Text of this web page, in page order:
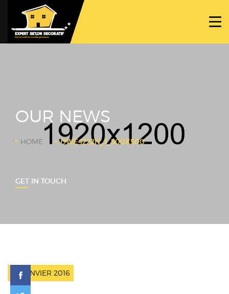
PROJETS
NOUS CONTACTER
OUR NEWS
HOME DWE4222N_1_500X500
GET IN TOUCH
18 JANVIER 2016